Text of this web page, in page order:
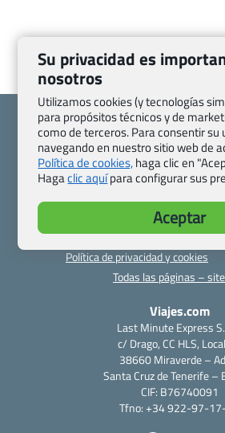
Quienes somos
Blog de Viajes.com
Registro
Preguntas frecuentes
Política de privacidad y cookies
Todas las páginas –
Viajes.com
Last Minute Express
c/ Drago, CC HLS,
38660 Miraverde –
Santa Cruz de Tenerife –
CIF: B76740091
Tfno: +34 922-97-
Su privacidad es
nosotros
Utilizamos cookies (y tecnologías
para propósitos técnicos y de
como de terceros. Para consentir su
navegando en nuestro sitio web de
Política de cookies,haga clic en
Hagaclic aquípara configurar sus
Aceptar